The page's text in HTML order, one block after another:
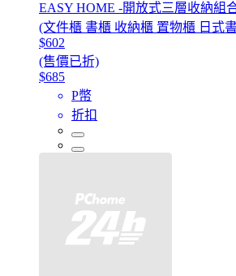
EASY HOME -開放式三層收納組
(文件櫃 書櫃 收納櫃 置物櫃 日式
$602
(售價已折)
$685
P幣
折扣